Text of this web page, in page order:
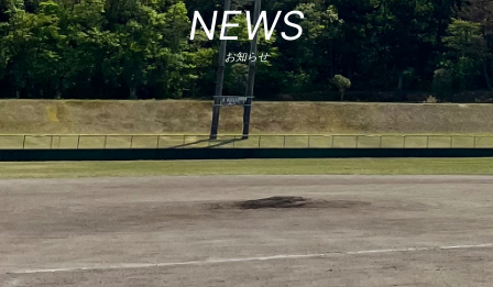
NEWS
お知らせ